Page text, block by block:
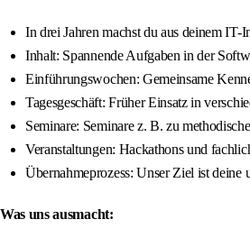
In drei Jahren machst du aus deinem IT-
Inhalt: Spannende Aufgaben in der
Einführungswochen: Gemeinsame
Tagesgeschäft: Früher Einsatz in
Seminare: Seminare z. B. zu
Veranstaltungen: Hackathons und
Übernahmeprozess: Unser Ziel ist deine
Was uns ausmacht: